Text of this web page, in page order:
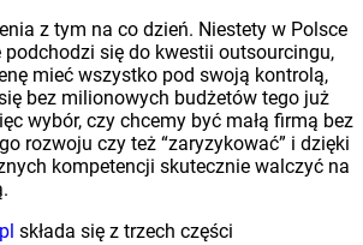
z tym na co dzień. Niestety w Polsce
się do kwestii outsourcingu,
mieć wszystko pod swoją kontrolą,
bez milionowych budżetów tego już
wybór, czy chcemy być małą firmą bez
rozwoju czy też “zaryzykować” i dzięki
kompetencji skutecznie walczyć na
składa się z trzech części